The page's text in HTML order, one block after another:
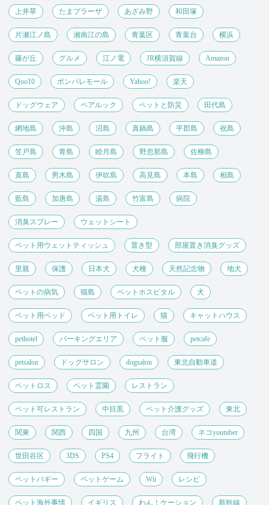
上井草 たまプラーザ あざみ野 和田塚
片瀬江ノ島 湘南江の島 青葉区 青葉台 横浜
藤が丘 グルメ 江ノ電 JR横須賀線 Amazon
Qoo10 ポンパレモール Yahoo! 楽天
ドッグウェア ペアルック ペットと防災 田代島
網地島 沖島 沼島 真鍋島 平郡島 祝島
笠戸島 青島 睦月島 野忽那島 佐柳島
直島 男木島 伊吹島 高見島 本島 相島
藍島 加唐島 湯島 竹富島 病院
消臭スプレー ウェットシート
ペット用ウェットティッシュ 置き型 部屋置き消臭グッズ
里親 保護 日本犬 犬種 天然記念物 地犬
ペットの病気 猫島 ペットホスピタル 犬
ペット用ベッド ペット用トイレ 猫 キャットハウス
pethotel パーキングエリア ペット服 petcafe
petsalon ドッグサロン dogsalon 東北自動車道
ペットロス ペット霊園 レストラン
ペット可レストラン 中目黒 ペット介護グッズ 東北
関東 関西 四国 九州 台湾 ネコyoutuber
世田谷区 3DS PS4 フライト 飛行機
ペットバギー ペットゲーム Wii レシピ
ペット海外事情 イギリス わん！ケーション 新幹線